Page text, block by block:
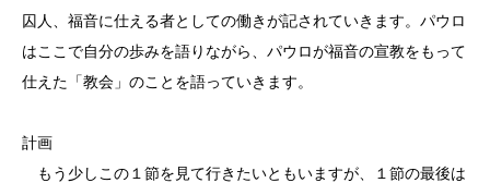
囚人、福音に仕える者としての働きが記されていきます。パウロ
はここで自分の歩みを語りながら、パウロが福音の宣教をもって
仕えた「教会」のことを語っていきます。
計画
もう少しこの１節を見て行きたいともいますが、１節の最後は